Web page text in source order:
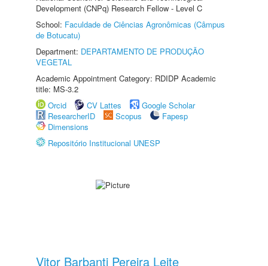
Development (CNPq) Research Fellow - Level C
School: Faculdade de Ciências Agronômicas (Câmpus
de Botucatu)
Department: DEPARTAMENTO DE PRODUÇÃO
VEGETAL
Academic Appointment Category: RDIDP Academic
title: MS-3.2
Orcid
CV Lattes
Google Scholar
ResearcherID
Scopus
Fapesp
Dimensions
Repositório Institucional UNESP
Vitor Barbanti Pereira Leite